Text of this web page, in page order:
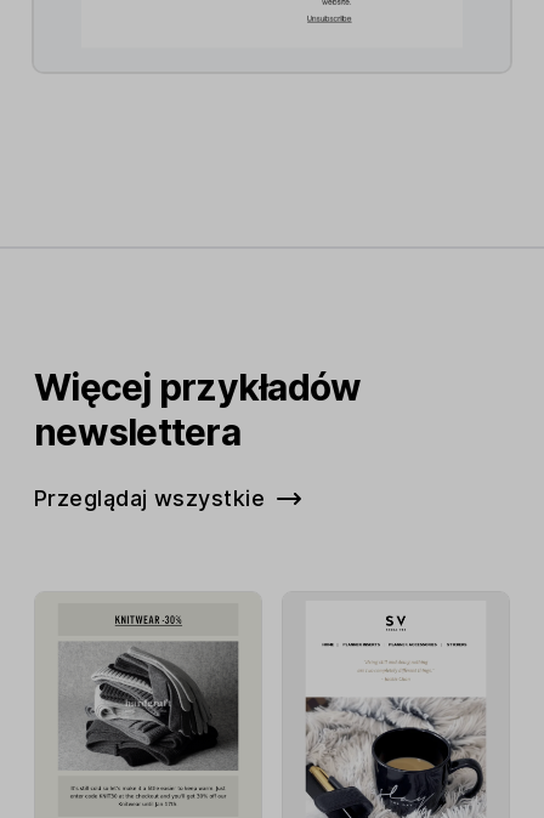
Więcej przykładów
newslettera
Przeglądaj wszystkie